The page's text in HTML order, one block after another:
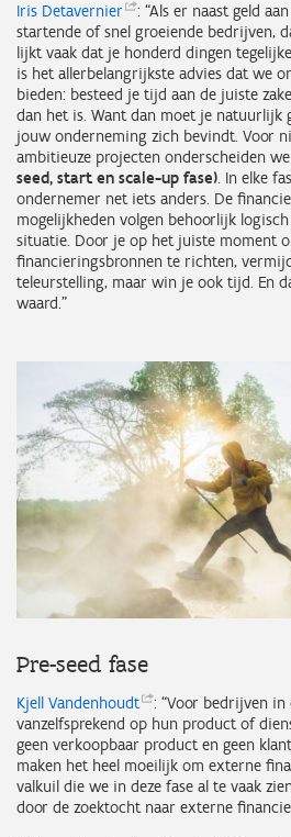
Iris Detavernier
: “Als er naast geld
startende of snel groeiende bedrijven,
lijkt vaak dat je honderd dingen
is het allerbelangrijkste advies dat we
bieden: besteed je tijd aan de juiste
dan het is. Want dan moet je natuurlijk
jouw onderneming zich bevindt. Voor
ambitieuze projecten onderscheiden we
seed, start en scale-up fase). In elke
ondernemer net iets anders. De
mogelijkheden volgen behoorlijk
situatie. Door je op het juiste moment
financieringsbronnen te richten,
teleurstelling, maar win je ook tijd. En
waard.”
Pre-seed fase
Kjell Vandenhoudt
: “Voor bedrijven
vanzelfsprekend op hun product of
geen verkoopbaar product en geen
maken het heel moeilijk om externe
valkuil die we in deze fase al te vaak
door de zoektocht naar externe